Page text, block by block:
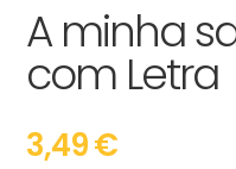
A minha
com Letra
3,49€